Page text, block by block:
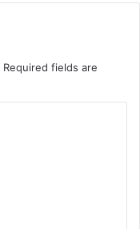
Required fields are